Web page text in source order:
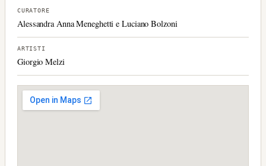
CURATORE
Alessandra Anna Meneghetti e Luciano Bolzoni
ARTISTI
Giorgio Melzi